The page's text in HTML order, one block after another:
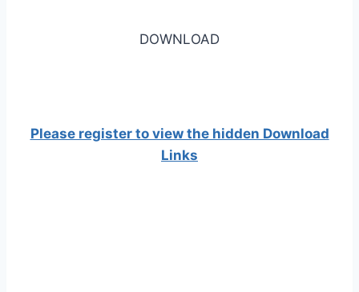
DOWNLOAD
Please register to view the hidden Download
Links